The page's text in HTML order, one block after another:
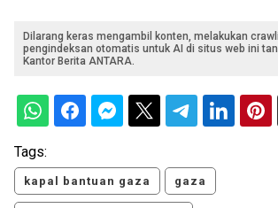
Dilarang keras mengambil konten, melakukan
pengindeksan otomatis untuk AI di situs web ini
Kantor Berita ANTARA.
Tags:
kapal bantuan gaza gaza